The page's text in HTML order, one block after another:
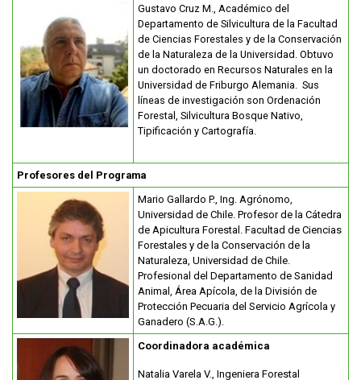
Gustavo Cruz M., Académico del
Departamento de Silvicultura de la Facultad
de Ciencias Forestales y de la Conservación
de la Naturaleza de la Universidad. Obtuvo
un doctorado en Recursos Naturales en la
Universidad de Friburgo Alemania. Sus
líneas de investigación son Ordenación
Forestal, Silvicultura Bosque Nativo,
Tipificación y Cartografía.
Profesores del Programa
Mario Gallardo P., Ing. Agrónomo,
Universidad de Chile. Profesor de la Cátedra
de Apicultura Forestal. Facultad de Ciencias
Forestales y de la Conservación de la
Naturaleza, Universidad de Chile.
Profesional del Departamento de Sanidad
Animal, Área Apícola, de la División de
Protección Pecuaria del Servicio Agrícola y
Ganadero (S.A.G.).
Coordinadora académica
Natalia Varela V., Ingeniera Forestal